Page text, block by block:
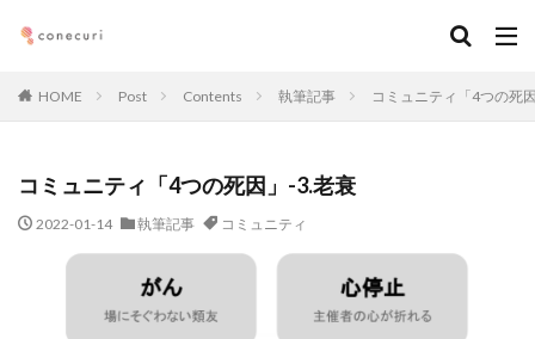
HOME Post Contents 執筆記事 コミュニティ「4つの死
コミュニティ「4つの死因」-3.老衰
2022-01-14 執筆記事 コミュニティ
タグ
マーケティング DX アルムナイ
AI
オンライン
カオスマップ
起業